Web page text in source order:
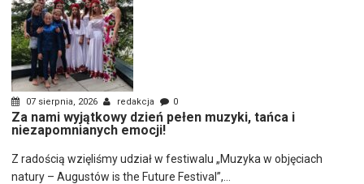
07 sierpnia, 2026 redakcja 0
Za nami wyjątkowy dzień pełen muzyki, tańca i
niezapomnianych emocji!
Z radością wzięliśmy udział w festiwalu „Muzyka w objęciach
natury – Augustów is the Future Festival”,...